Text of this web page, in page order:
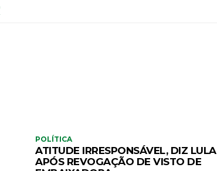
POLÍTICA
ATITUDE IRRESPONSÁVEL, DIZ LULA
APÓS REVOGAÇÃO DE VISTO DE